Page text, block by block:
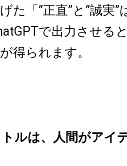
た「”正直”と”誠実
で出力させる
が得られます。
ルは、人間がアイ